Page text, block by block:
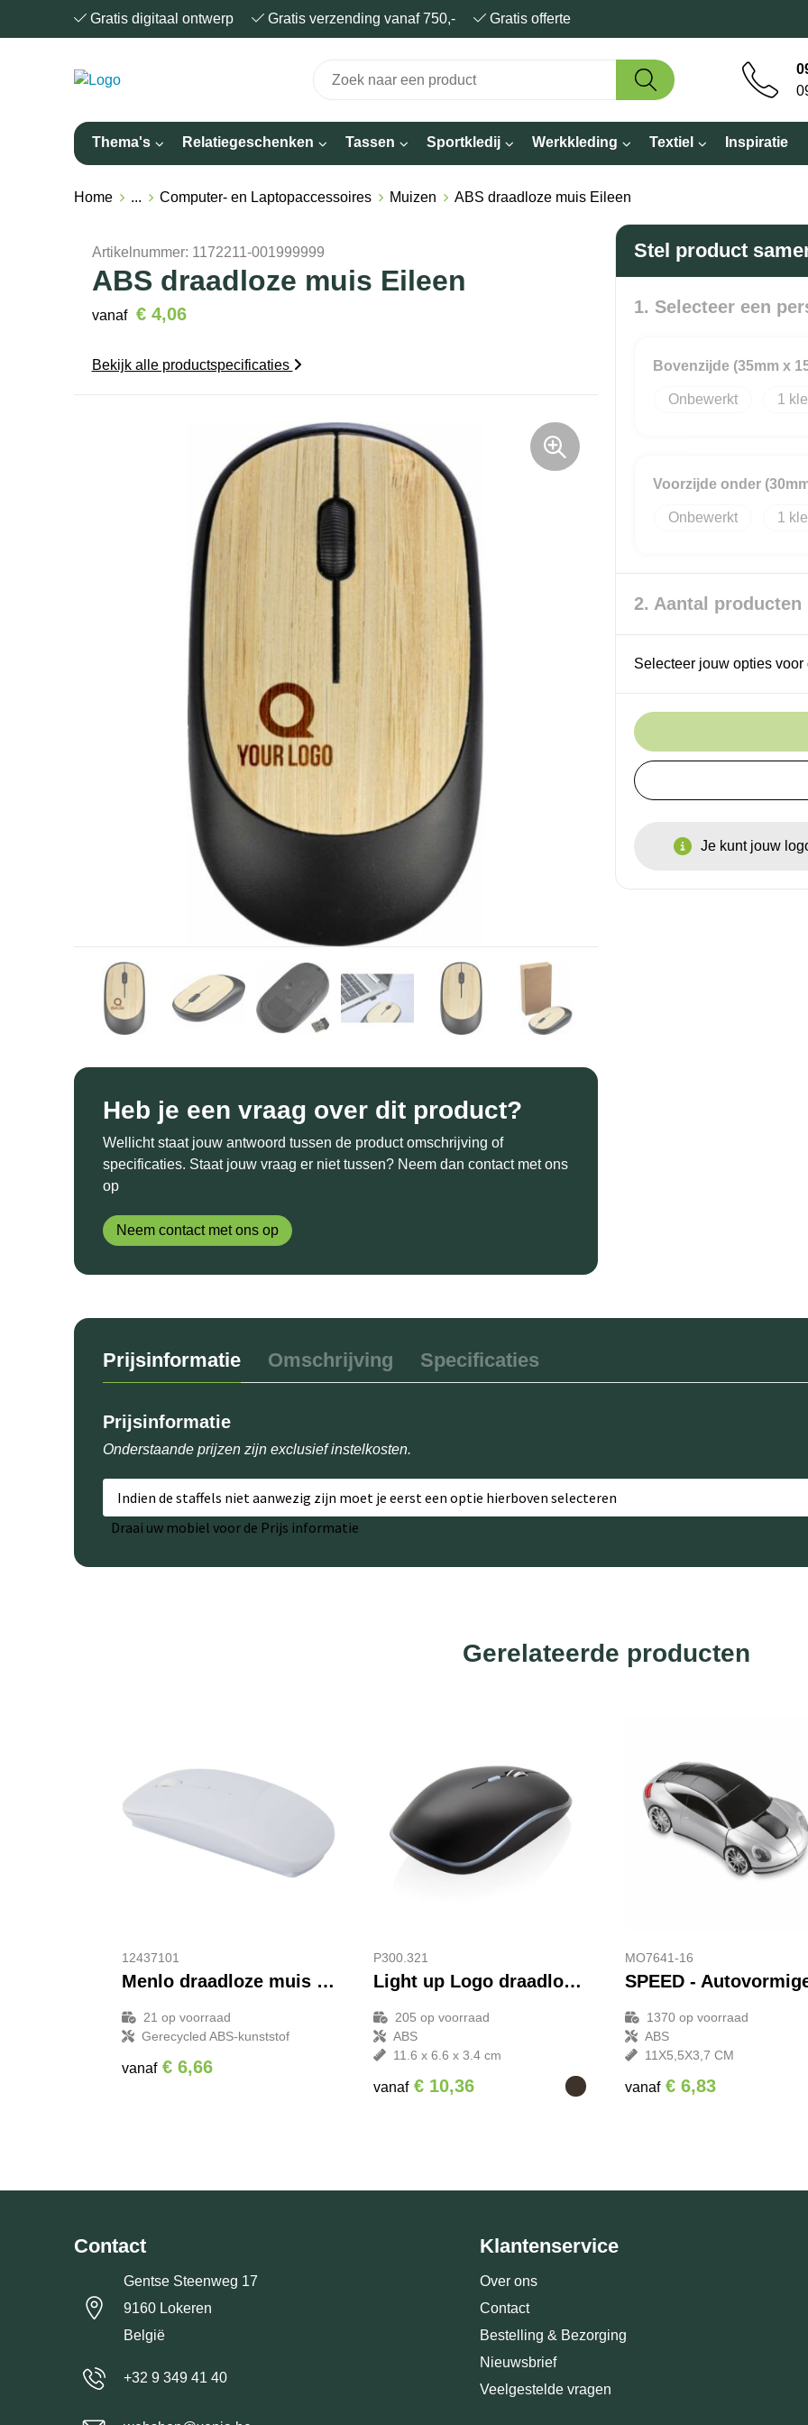
Gratis digitaal ontwerp Gratis verzending vanaf 750,- Gratis offerte
Thema's Relatiegeschenken Tassen Sportkledij Werkkleding Textiel Inspiratie
Home ... Computer- en Laptopaccessoires Muizen ABS draadloze muis Eileen
Artikelnummer: 1172211-001999999
ABS draadloze muis Eileen
vanaf € 4,06
Bekijk alle productspecificaties
Heb je een vraag over dit product?
Wellicht staat jouw antwoord tussen de product omschrijving of
specificaties. Staat jouw vraag er niet tussen? Neem dan contact met ons
op
Neem contact met ons op
Stel product
1. Selecteer een
Bovenzijde (35mm x
Onbewerkt 1
Voorzijde onder
Onbewerkt 1
2. Aantal producten
Selecteer jouw opties
Je kunt jouw
Prijsinformatie Omschrijving Specificaties
Prijsinformatie
Onderstaande prijzen zijn exclusief instelkosten.
Indien de staffels niet aanwezig zijn moet je eerst een optie hierboven selecteren
Draai uw mobiel voor de Prijs informatie
Gerelateerde producten
12437101
Menlo draadloze muis van RCS gerecycled plastic
21 op voorraad
Gerecycled ABS-kunststof
vanaf € 6,66
P300.321
Light up Logo draadloze muis
205 op voorraad
ABS
11.6 x 6.6 x 3.4 cm
vanaf € 10,36
MO7641-16
1370 op voorraad
ABS
11X5,5X3,7 CM
vanaf € 6,83
Contact
Gentse Steenweg 17
9160 Lokeren
België
+32 9 349 41 40
Klantenservice
Over ons
Contact
Bestelling & Bezorging
Nieuwsbrief
Veelgestelde vragen